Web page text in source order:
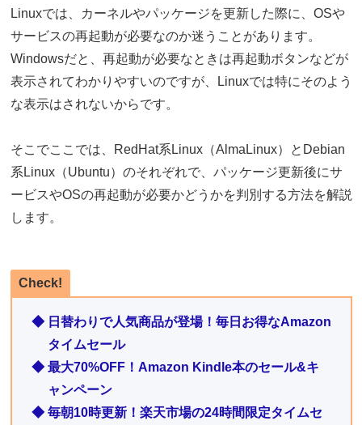
Linuxでは、カーネルやパッケージを更新した際に、OSや
サービスの再起動が必要なのか迷うことがあります。
Windowsだと、再起動が必要なときは再起動ボタンなどが
表示されてわかりやすいのですが、Linuxでは特にそのよう
な表示はされないからです。
そこでここでは、RedHat系Linux（AlmaLinux）とDebian
系Linux（Ubuntu）のそれぞれで、パッケージ更新後にサ
ービスやOSの再起動が必要かどうかを判別する方法を解説
します。
Check!
◆ 日替わりで人気商品が登場！毎日お得なAmazon
タイムセール
◆ 最大70%OFF！Amazon Kindle本のセール&キ
ャンペーン
◆ 毎朝10時更新！楽天市場の24時間限定タイムセ